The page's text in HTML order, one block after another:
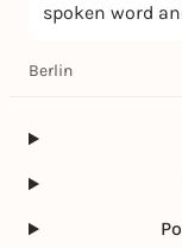
spoken word
Berlin